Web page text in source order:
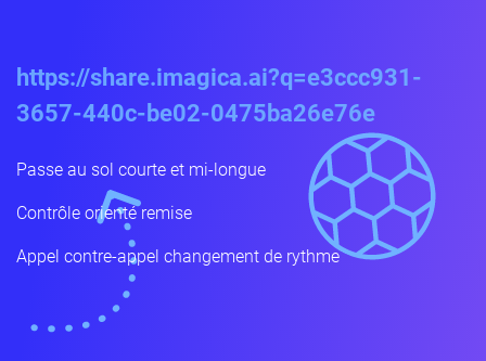
https://share.imagica.ai?q=e3ccc931-
3657-440c-be02-0475ba26e76e
Passe au sol courte et mi-longue
Contrôle orienté remise
Appel contre-appel changement de rythme